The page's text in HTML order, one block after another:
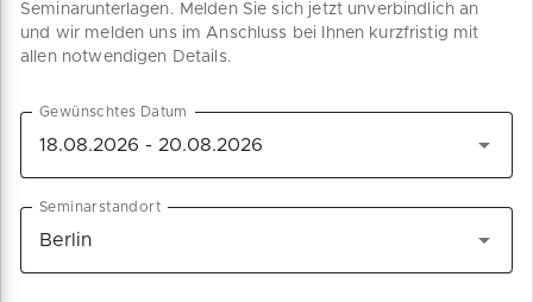
Seminarunterlagen. Melden Sie sich jetzt unverbindlich an
und wir melden uns im Anschluss bei Ihnen kurzfristig mit
allen notwendigen Details.
Gewünschtes Datum
Seminarstandort